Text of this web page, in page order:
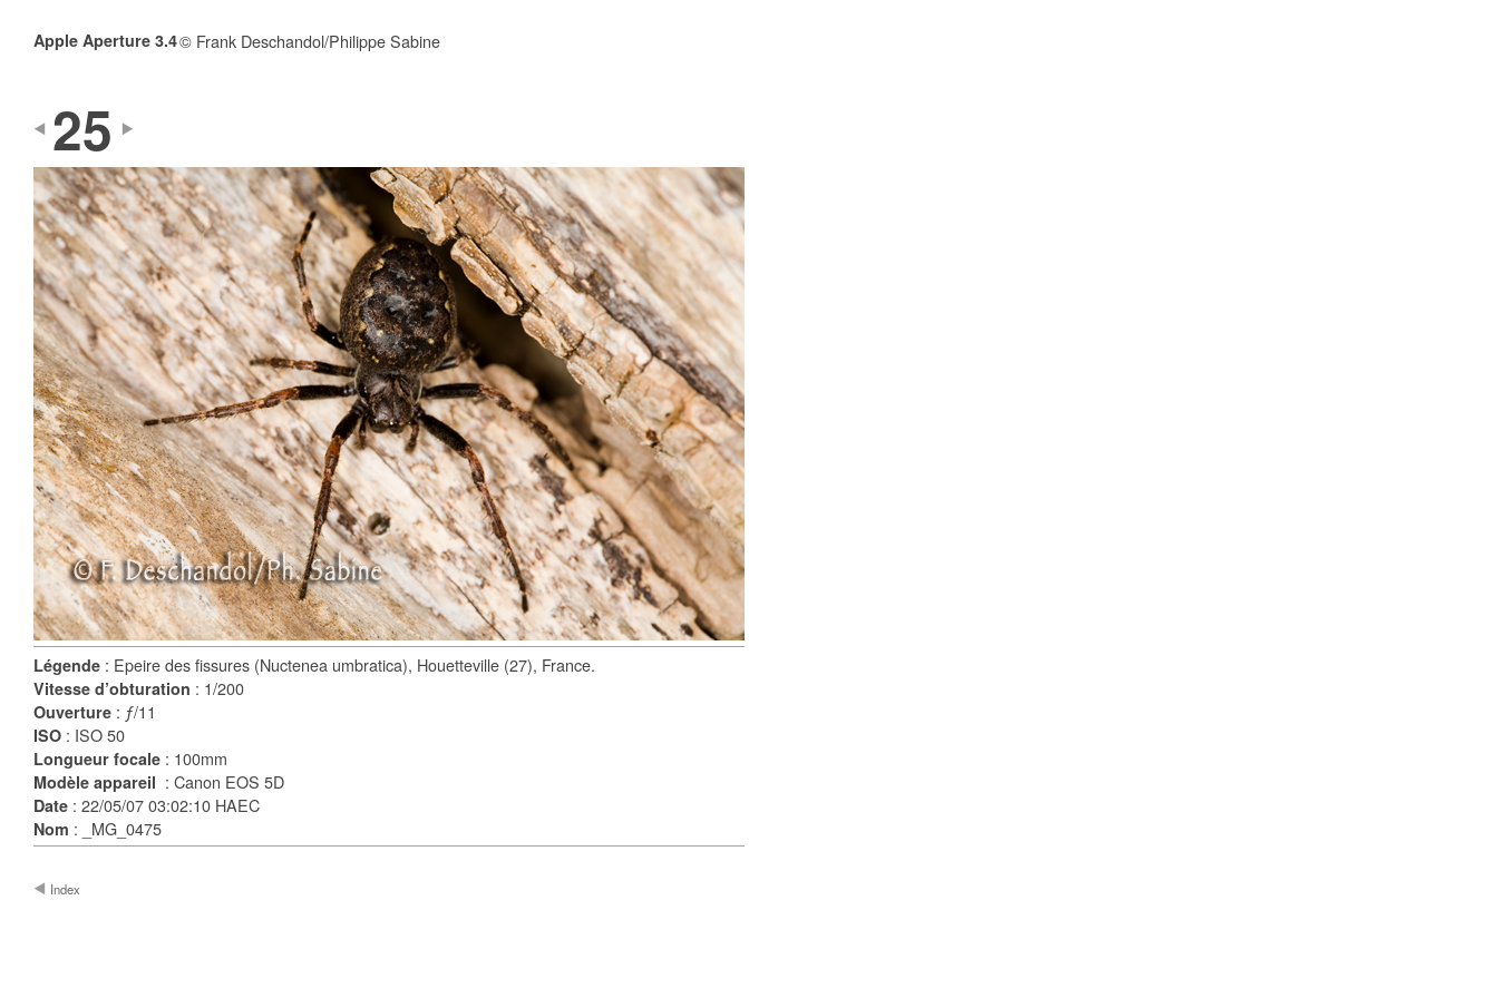
Apple Aperture 3.4© Frank Deschandol/Philippe Sabine
25
Légende : Epeire des fissures (Nuctenea umbratica), Houetteville (27), France.
Vitesse d’obturation : 1/200
Ouverture : ƒ/11
ISO : ISO 50
Longueur focale : 100mm
Modèle appareil : Canon EOS 5D
Date : 22/05/07 03:02:10 HAEC
Nom : _MG_0475
Index